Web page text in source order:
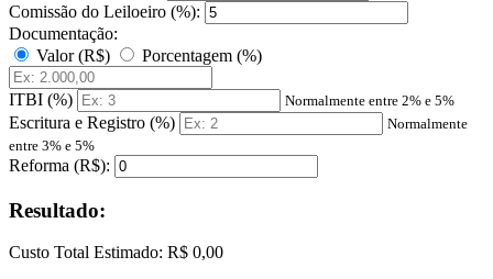
Comissão do Leiloeiro (%):
Documentação:
Valor (R$)
Porcentagem (%)
ITBI (%) Normalmente entre 2% e 5%
Escritura e Registro (%)
Normalmente
entre 3% e 5%
Reforma (R$):
Resultado:
Custo Total Estimado: R$ 0,00